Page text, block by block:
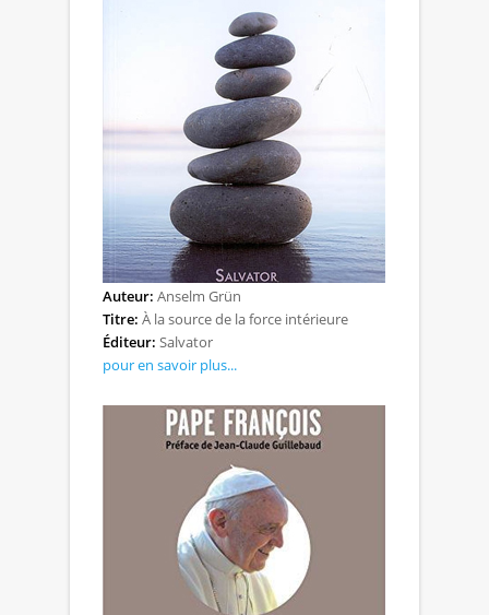
Auteur: Anselm Grün
Titre: À la source de la force intérieure
Éditeur: Salvator
pour en savoir plus...